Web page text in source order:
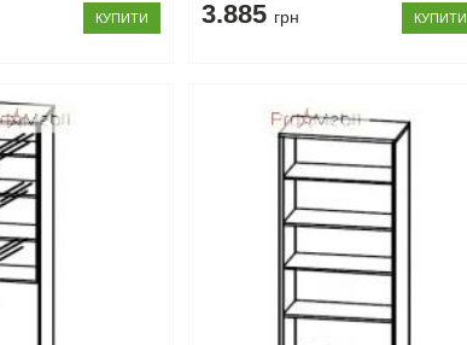
КУПИТИ 3.885 грн КУПИТИ